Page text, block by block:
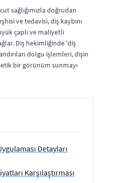
sağlığımızla doğrudan
ve tedavisi, diş kaybını
çaplı ve maliyetli
Diş hekimliğinde 'diş
dolgu işlemleri, dişin
bir görünüm sunmayı
Detayları
Karşılaştırması